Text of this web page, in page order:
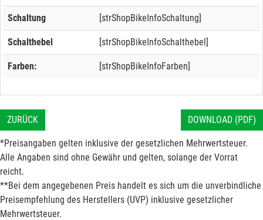
Schaltung [strShopBikeInfoSchaltung]
Schalthebel [strShopBikeInfoSchalthebel]
Farben: [strShopBikeInfoFarben]
ZURÜCK DOWNLOAD (PDF)
*Preisangaben gelten inklusive der gesetzlichen Mehrwertsteuer.
Alle Angaben sind ohne Gewähr und gelten, solange der Vorrat
reicht.
**Bei dem angegebenen Preis handelt es sich um die unverbindliche
Preisempfehlung des Herstellers (UVP) inklusive gesetzlicher
Mehrwertsteuer.